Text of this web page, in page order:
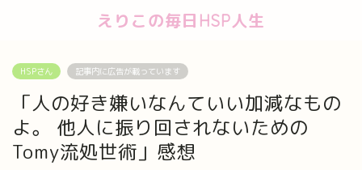
えりこの毎日HSP人生
HSPさん 記事内に広告が載っています
「人の好き嫌いなんていい加減なもの
よ。 他人に振り回されないための
Tomy流処世術」感想